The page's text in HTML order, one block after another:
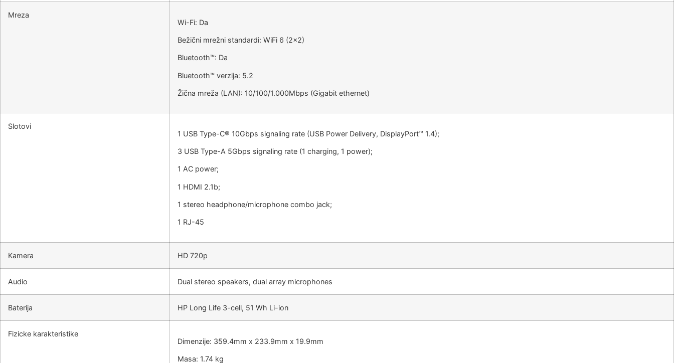
Mreza
Wi-Fi: Da
Bežični mrežni standardi: WiFi 6 (2×2)
Bluetooth™: Da
Bluetooth™ verzija: 5.2
Žična mreža (LAN): 10/100/1.000Mbps (Gigabit ethernet)
Slotovi
1 USB Type-C® 10Gbps signaling rate (USB Power Delivery, DisplayPort™ 1.4);
3 USB Type-A 5Gbps signaling rate (1 charging, 1 power);
1 AC power;
1 HDMI 2.1b;
1 stereo headphone/microphone combo jack;
1 RJ-45
Kamera HD 720p
Audio Dual stereo speakers, dual array microphones
Baterija HP Long Life 3-cell, 51 Wh Li-ion
Fizicke karakteristike
Dimenzije: 359.4mm x 233.9mm x 19.9mm
Masa: 1.74 kg